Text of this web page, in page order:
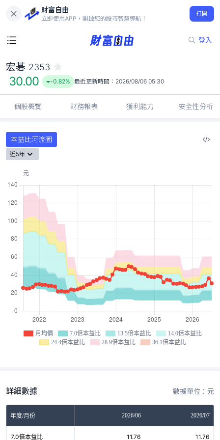
財富自由
立即使用APP，開啟您的股市智慧導航！
打開
登入
30.00
-0.82%
宏碁 2353
30.00 -0.82% 最近更新時間： 2026/08/06 05:30
個股概覽 財務報表 獲利能力 安全性分析
本益比河流圖
近5年
月均價 7.0倍本益比 13.5倍本益比
14.0倍本益比
24.4倍本益比
28.9倍本益比 36.1倍本益比
詳細數據 數據單位：元
年度/月份 2026/06 2026/07
7.0倍本益比 11.76 11.76